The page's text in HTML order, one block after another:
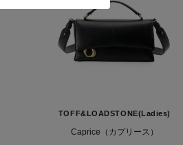
TOFF&LOADSTONE(Ladies)
Caprice（カプリース）